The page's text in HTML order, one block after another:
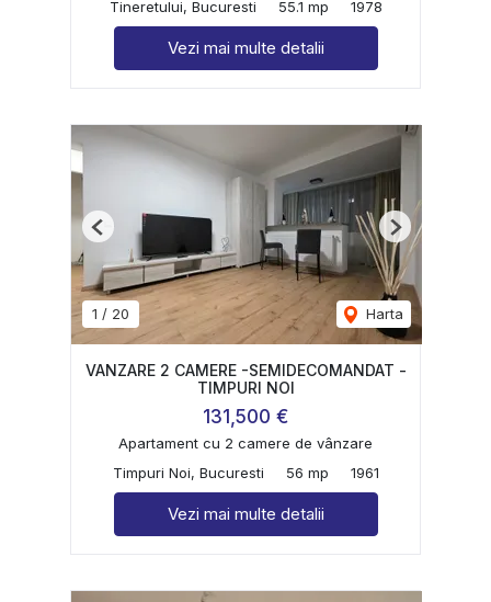
Tineretului, Bucuresti
55.1 mp 1978
Vezi mai multe detalii
1 / 20 Harta
Previous Next
VANZARE 2 CAMERE -SEMIDECOMANDAT -
TIMPURI NOI
131,500 €
Apartament cu 2 camere de vânzare
Timpuri Noi, Bucuresti
56 mp 1961
Vezi mai multe detalii